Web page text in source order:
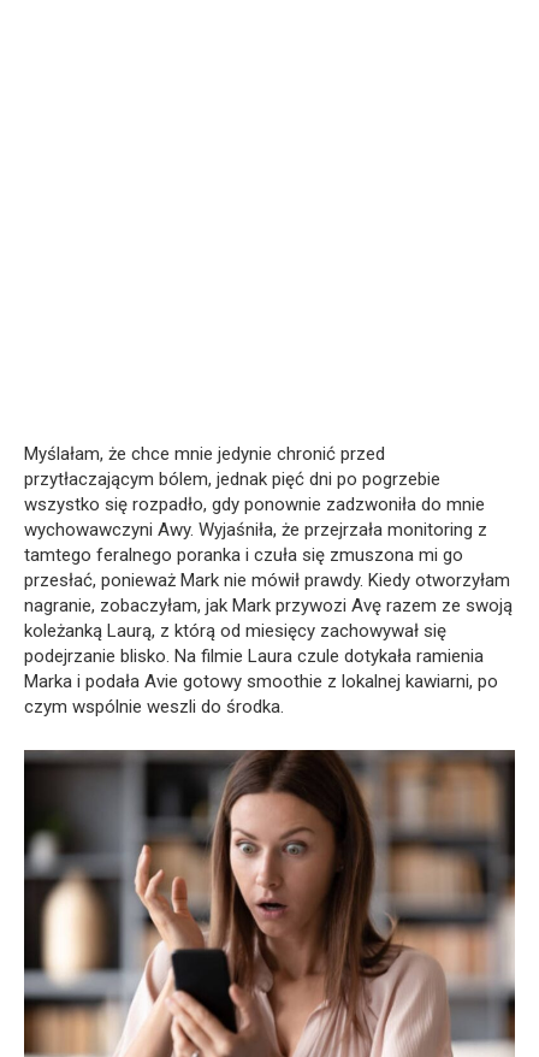
Myślałam, że chce mnie jedynie chronić przed
przytłaczającym bólem, jednak pięć dni po pogrzebie
wszystko się rozpadło, gdy ponownie zadzwoniła do mnie
wychowawczyni Awy. Wyjaśniła, że przejrzała monitoring z
tamtego feralnego poranka i czuła się zmuszona mi go
przesłać, ponieważ Mark nie mówił prawdy. Kiedy otworzyłam
nagranie, zobaczyłam, jak Mark przywozi Avę razem ze swoją
koleżanką Laurą, z którą od miesięcy zachowywał się
podejrzanie blisko. Na filmie Laura czule dotykała ramienia
Marka i podała Avie gotowy smoothie z lokalnej kawiarni, po
czym wspólnie weszli do środka.